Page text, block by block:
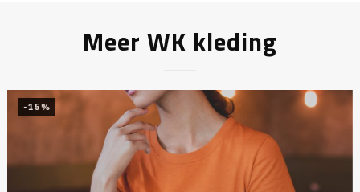
Meer WK kleding
-15%